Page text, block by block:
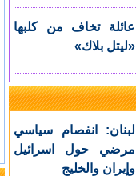
عائلة تخاف من كلبها
«ليتل بلاك»
لبنان: انفصام سياسي
مرضي حول اسرائيل
وإيران والخليج